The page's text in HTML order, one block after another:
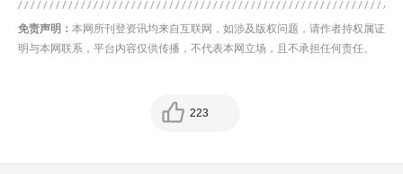
免责声明： 本网所刊登资讯均来自互联网，如涉及版权问题，请作者持权属证
明与本网联系，平台内容仅供传播，不代表本网立场，且不承担任何责任。
223